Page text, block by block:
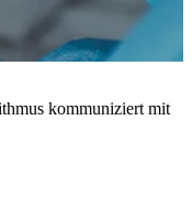
kommuniziert mit